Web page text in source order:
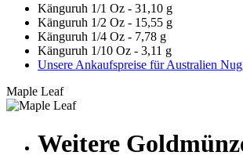
Känguruh 1/1 Oz - 31,10 g
Känguruh 1/2 Oz - 15,55 g
Känguruh 1/4 Oz - 7,78 g
Känguruh 1/10 Oz - 3,11 g
Unsere Ankaufspreise für Australien
Maple Leaf
Weitere